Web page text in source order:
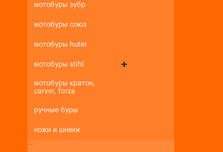
мотобуры зубр
мотобуры союз
мотобуры huter
мотобуры stihl
мотобуры кратон,
carver, forza
ручные буры
ножи и шнеки
+-